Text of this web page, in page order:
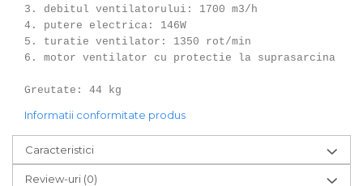
3. debitul ventilatorului: 1700 m3/h
4. putere electrica: 146W
5. turatie ventilator: 1350 rot/min
6. motor ventilator cu protectie la suprasarcina
Greutate: 44 kg
Informatii conformitate produs
Caracteristici
Review-uri (0)